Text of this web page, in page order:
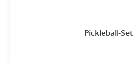
Pickleball-Set